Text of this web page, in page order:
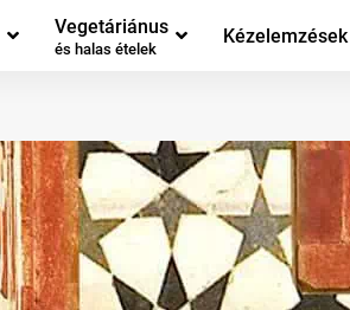
Vegetáriánus
és halas ételek
Kézelemzések